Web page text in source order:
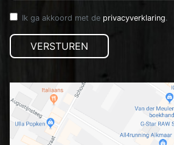
Ik ga akkoord met de privacyverklaring.
VERSTUREN